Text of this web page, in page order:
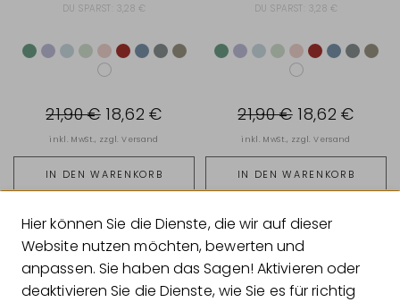
DU SPARST: 3,28 €
IN DEN WARENKORB
21,90 € 18,62 €
inkl. MwSt., zzgl.Versand
DU SPARST: 3,28 €
IN DEN WARENKORB
21,90 € 18,62 €
inkl. MwSt., zzgl.Versand
-15% -15%
Hier können Sie die Dienste, die wir auf dieser
Website nutzen möchten, bewerten und
anpassen. Sie haben das Sagen! Aktivieren oder
deaktivieren Sie die Dienste, wie Sie es für richtig